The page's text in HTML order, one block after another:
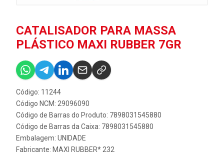
CATALISADOR PARA MASSA
PLÁSTICO MAXI RUBBER 7GR
Código: 11244
Código NCM: 29096090
Código de Barras do Produto: 7898031545880
Código de Barras da Caixa: 7898031545880
Embalagem: UNIDADE
Fabricante: MAXI RUBBER* 232